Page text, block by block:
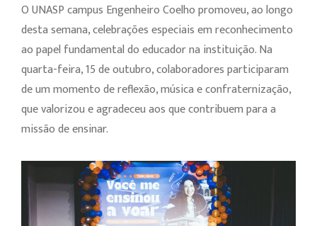
O UNASP campus Engenheiro Coelho promoveu, ao longo
desta semana, celebrações especiais em reconhecimento
ao papel fundamental do educador na instituição. Na
quarta-feira, 15 de outubro, colaboradores participaram
de um momento de reflexão, música e confraternização,
que valorizou e agradeceu aos que contribuem para a
missão de ensinar.